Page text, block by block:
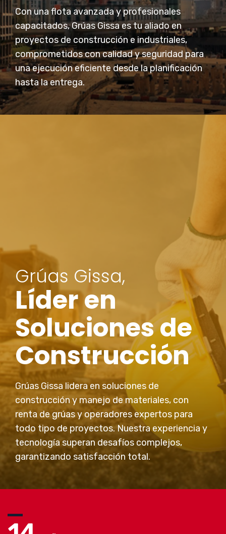
Con una flota avanzada y profesionales
capacitados, Grúas Gissa es tu aliado en
proyectos de construcción e industriales,
comprometidos con calidad y seguridad para
una ejecución eficiente desde la planificación
hasta la entrega.
Grúas Gissa,
Líder en
Soluciones de
Construcción
Grúas Gissa lidera en soluciones de
construcción y manejo de materiales, con
renta de grúas y operadores expertos para
todo tipo de proyectos. Nuestra experiencia y
tecnología superan desafíos complejos,
garantizando satisfacción total.